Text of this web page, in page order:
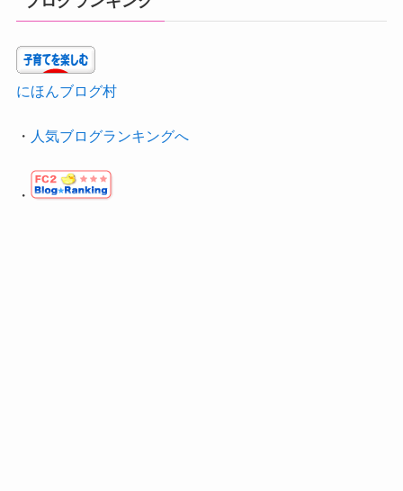
にほんブログ村
・ 人気ブログランキングへ
・